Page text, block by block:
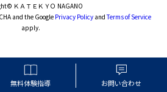
© ＫＡＴＥＫＹＯ NAGANO
and the Google Privacy PolicyandTerms of Service
apply.
無料体験指導 お問い合わせ